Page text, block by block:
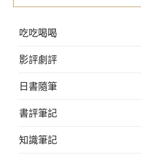
吃吃喝喝
影評劇評
日書隨筆
書評筆記
知識筆記